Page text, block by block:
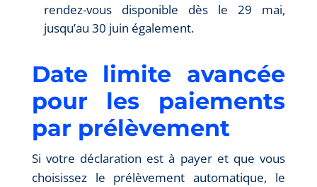
rendez-vous disponible dès le 29 mai,
jusqu’au 30 juin également.
Date limite avancée
pour les paiements
par prélèvement
Si votre déclaration est à payer et que vous
choisissez le prélèvement automatique, le